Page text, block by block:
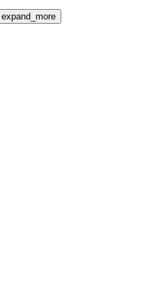
expand_more